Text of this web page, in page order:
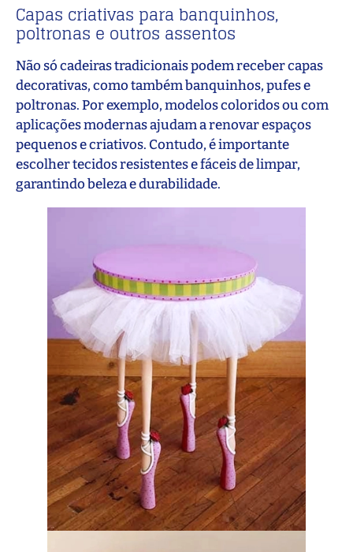
Capas criativas para banquinhos,
poltronas e outros assentos
Não só cadeiras tradicionais podem receber capas
decorativas, como também banquinhos, pufes e
poltronas. Por exemplo, modelos coloridos ou com
aplicações modernas ajudam a renovar espaços
pequenos e criativos. Contudo, é importante
escolher tecidos resistentes e fáceis de limpar,
garantindo beleza e durabilidade.